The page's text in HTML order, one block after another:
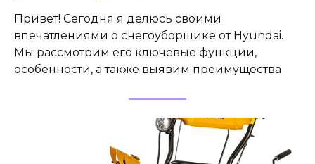
Привет! Сегодня я делюсь своими
впечатлениями о снегоуборщике от Hyundai.
Мы рассмотрим его ключевые функции,
особенности, а также выявим преимущества